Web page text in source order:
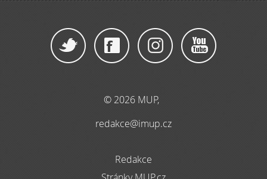
© 2026 MUP,
redakce@imup.cz
Redakce